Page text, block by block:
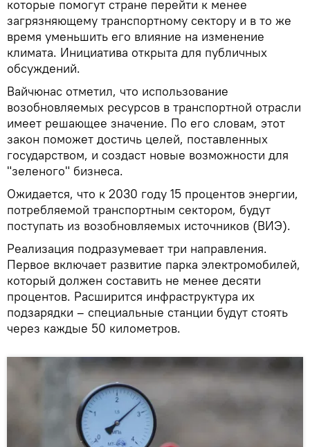
которые помогут стране перейти к менее
загрязняющему транспортному сектору и в то же
время уменьшить его влияние на изменение
климата. Инициатива открыта для публичных
обсуждений.
Вайчюнас отметил, что использование
возобновляемых ресурсов в транспортной отрасли
имеет решающее значение. По его словам, этот
закон поможет достичь целей, поставленных
государством, и создаст новые возможности для
"зеленого" бизнеса.
Ожидается, что к 2030 году 15 процентов энергии,
потребляемой транспортным сектором, будут
поступать из возобновляемых источников (ВИЭ).
Реализация подразумевает три направления.
Первое включает развитие парка электромобилей,
который должен составить не менее десяти
процентов. Расширится инфраструктура их
подзарядки – специальные станции будут стоять
через каждые 50 километров.